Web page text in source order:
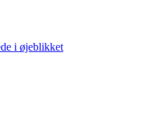
i øjeblikket